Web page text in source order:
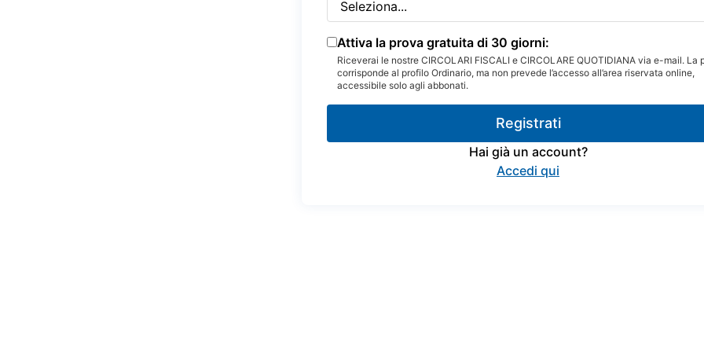
Attiva la prova gratuita di 30 giorni:
Riceverai le nostre CIRCOLARI FISCALI e CIRCOLARE QUOTIDIANA via e-mail. La
corrisponde al profilo Ordinario, ma non prevede l’accesso all’area riservata online,
accessibile solo agli abbonati.
Registrati
Hai già un account?
Accedi qui